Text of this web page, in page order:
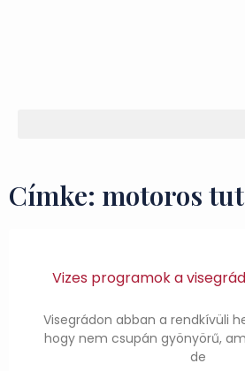
Címke: motoros
Vizes programok a
Visegrádon abban a rendkívüli
hogy nem csupán gyönyörű,
de